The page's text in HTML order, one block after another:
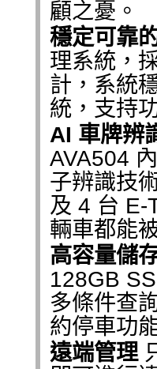
顧之憂。
穩定可靠
理系統，
計，系統
統，支持
AI 車牌辨
AVA504
子辨識技
及 4 台 E-
輛車都能
高容量儲
128GB
多條件查
約停車功
遠端管理